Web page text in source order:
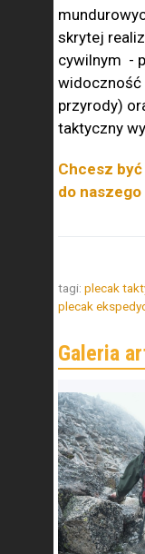
skrytej
cywilnym -
widoczność
przyrody)
taktyczny
Chcesz
do
tagi: plecak
plecak